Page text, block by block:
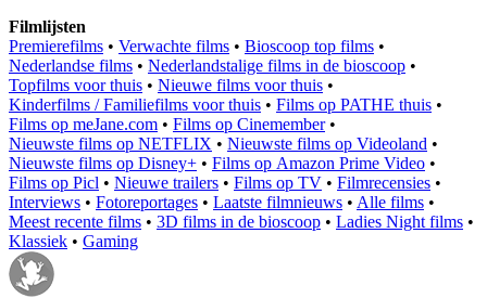
Filmlijsten
Premierefilms • Verwachte films • Bioscoop top films •
Nederlandse films • Nederlandstalige films in de bioscoop •
Topfilms voor thuis • Nieuwe films voor thuis •
Kinderfilms / Familiefilms voor thuis • Films op PATHE thuis •
Films op meJane.com • Films op Cinemember•
Nieuwste films op NETFLIX • Nieuwste films op Videoland •
Nieuwste films op Disney+ • Films op Amazon Prime Video •
Films op Picl • Nieuwe trailers • Films op TV • Filmrecensies •
Interviews • Fotoreportages • Laatste filmnieuws • Alle films •
Meest recente films • 3D films in de bioscoop • Ladies Night films •
Klassiek • Gaming